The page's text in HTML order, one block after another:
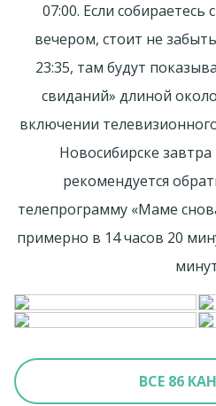
07:00. Если
вечером, стоит не
23:35, там будут
свиданий» длиной
включении
Новосибирске
рекомендуется
телепрограмму «Маме
примерно в 14 часов 20
ВСЕ 86